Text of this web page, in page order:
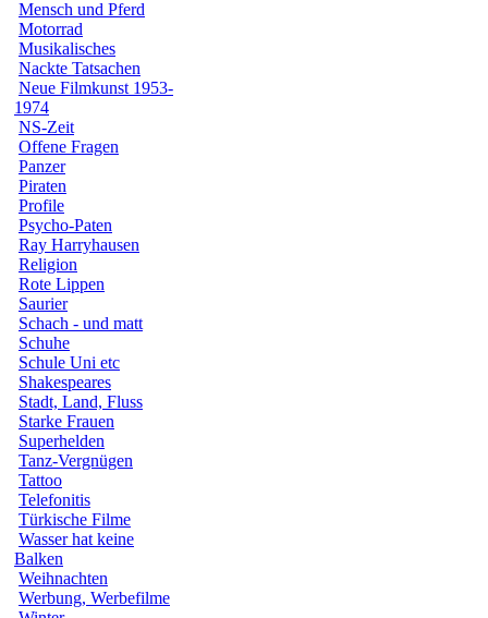
Mensch und Pferd
Motorrad
Musikalisches
Nackte Tatsachen
Neue Filmkunst 1953-
1974
NS-Zeit
Offene Fragen
Panzer
Piraten
Profile
Psycho-Paten
Ray Harryhausen
Religion
Rote Lippen
Saurier
Schach - und matt
Schuhe
Schule Uni etc
Shakespeares
Stadt, Land, Fluss
Starke Frauen
Superhelden
Tanz-Vergnügen
Tattoo
Telefonitis
Türkische Filme
Wasser hat keine
Balken
Weihnachten
Werbung, Werbefilme